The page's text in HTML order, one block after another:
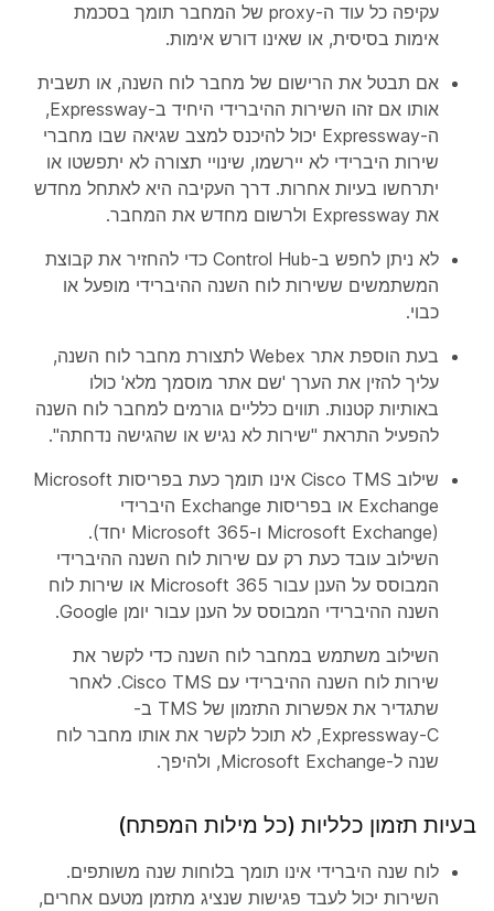
עקיפה כל עוד ה-proxy של המחבר תומך בסכמת
אימות בסיסית, או שאינו דורש אימות.
אם תבטל את הרישום של מחבר לוח השנה, או תשבית
אותו אם זהו השירות ההיברידי היחיד ב-Expressway,
ה-Expressway יכול להיכנס למצב שגיאה שבו מחברי
שירות היברידי לא יירשמו, שינויי תצורה לא יתפשטו או
יתרחשו בעיות אחרות. דרך העקיבה היא לאתחל מחדש
את Expressway ולרשום מחדש את המחבר.
לא ניתן לחפש ב-Control Hub כדי להחזיר את קבוצת
המשתמשים ששירות לוח השנה ההיברידי מופעל או
כבוי.
בעת הוספת אתר Webex לתצורת מחבר לוח השנה,
עליך להזין את הערך 'שם אתר מוסמך מלא' כולו
באותיות קטנות. תווים כלליים גורמים למחבר לוח השנה
להפעיל התראת "שירות לא נגיש או שהגישה נדחתה".
שילוב Cisco TMS אינו תומך כעת בפריסות Microsoft
Exchange או בפריסות Exchange היברידי
(Microsoft Exchange ו-Microsoft 365 יחד).
השילוב עובד כעת רק עם שירות לוח השנה ההיברידי
המבוסס על הענן עבור Microsoft 365 או שירות לוח
השנה ההיברידי המבוסס על הענן עבור יומן Google.
השילוב משתמש במחבר לוח השנה כדי לקשר את
שירות לוח השנה ההיברידי עם Cisco TMS. לאחר
שתגדיר את אפשרות התזמון של TMS ב-
Expressway-C, לא תוכל לקשר את אותו מחבר לוח
שנה ל-Microsoft Exchange, ולהיפך.
בעיות תזמון כלליות (כל מילות המפתח)
לוח שנה היברידי אינו תומך בלוחות שנה משותפים.
השירות יכול לעבד פגישות שנציג מתזמן מטעם אחרים,